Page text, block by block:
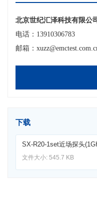
北京世纪汇泽科技有限公
电话：13910306783
邮箱：
下载
SX-R20-1set近场探头
文件大小: 545.7 KB